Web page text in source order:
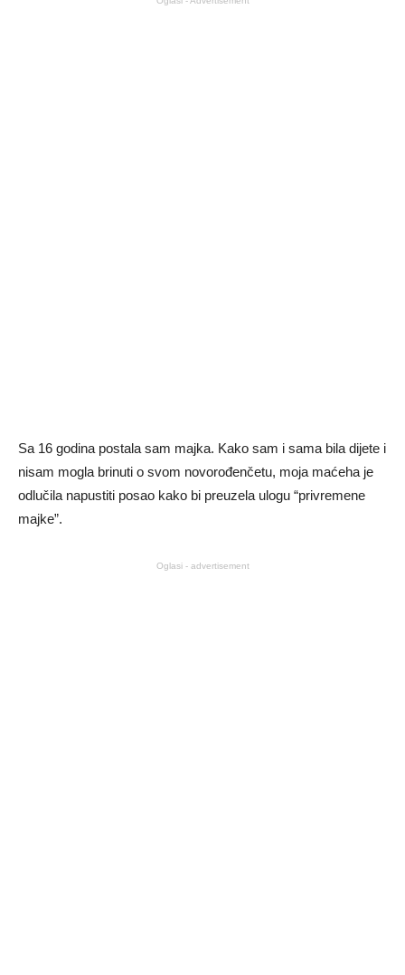
Sa 16 godina postala sam majka. Kako sam i sama bila dijete i
nisam mogla brinuti o svom novorođenčetu, moja maćeha je
odlučila napustiti posao kako bi preuzela ulogu “privremene
majke”.
Oglasi - advertisement